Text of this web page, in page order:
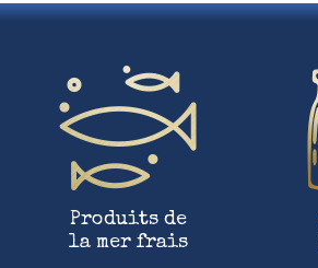
Produits de
la mer frais